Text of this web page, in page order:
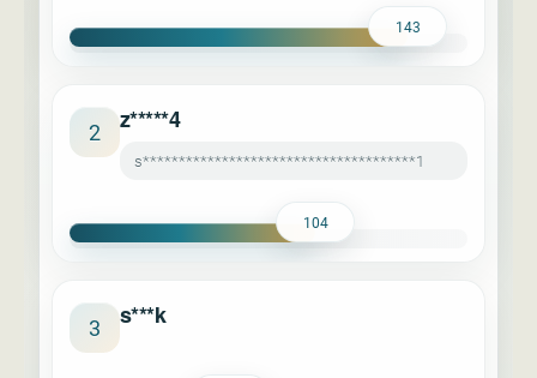
143
2 z*****4
s**************************************1
104
3 s***k